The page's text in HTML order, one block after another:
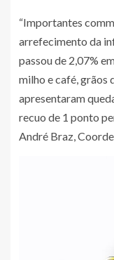
“Importantes
arrefecimento da
passou de 2,07%
milho e café, grãos
apresentaram
recuo de 1 ponto
André Braz,